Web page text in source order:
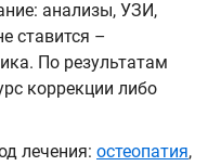
анализы, УЗИ,
ставится –
По результатам
коррекции либо
лечения: остеопатия,